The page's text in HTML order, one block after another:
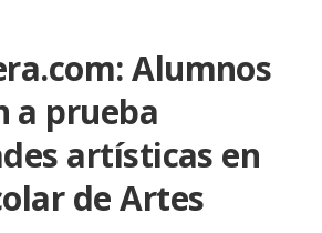
Alumnos
a prueba
artísticas en
de Artes